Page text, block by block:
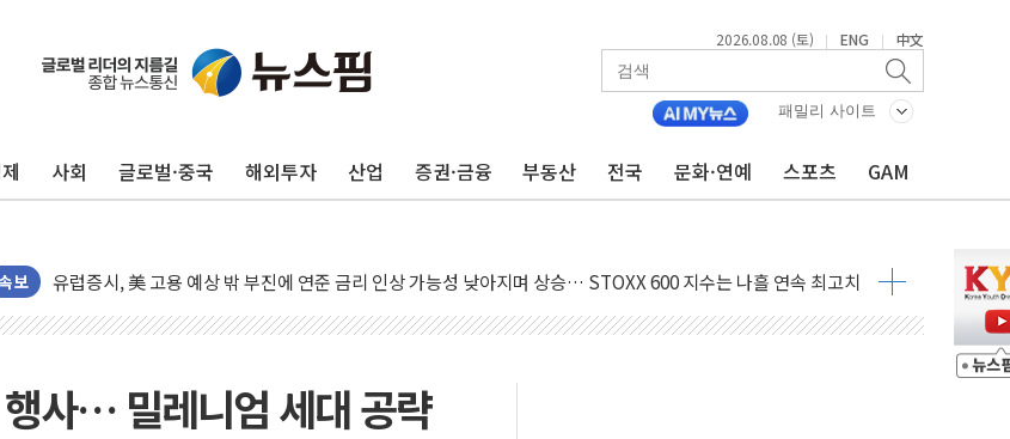
2026.08.08 (토) | ENG | 中文
패밀리 사이트
사회 글로벌·중국 해외투자 산업 증권·금융 부동산 전국 문화·연예 스포츠 GAM
보
뉴욕증시, 고용 쇼크에 금리 인상 우려 후퇴…S&P500 최고치
유럽증시, 美 고용 예상 밖 부진에 연준 금리 인상 가능성 낮아지며 상승… STOXX 600 지수는 나흘 연속 최고치
[종합] 이슬람 수니파 3국, '공동방위협정' 체결… 이스라엘·이란 위협에 맞설 자체 억지력 강화
美 항소법원, 백악관 무도회장 공사 중단 명령…트럼프 제동
행사… 밀레니엄 세대 공략